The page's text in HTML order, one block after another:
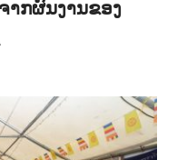
າກຜົນງານຂອງ